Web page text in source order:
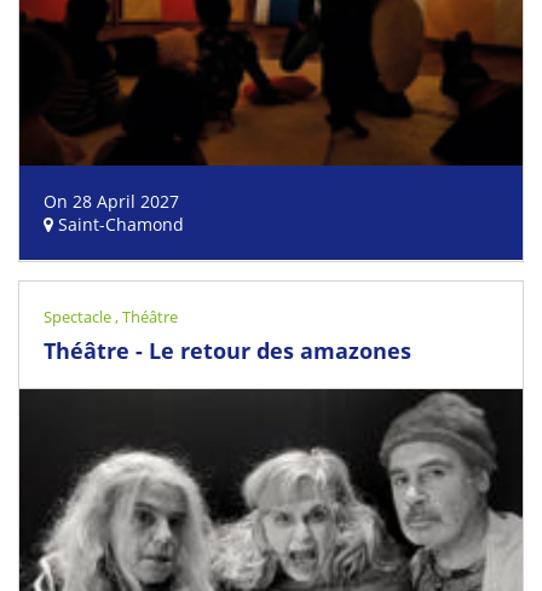
On 28 April 2027
Saint-Chamond
Spectacle,Théâtre
Théâtre - Le retour des amazones